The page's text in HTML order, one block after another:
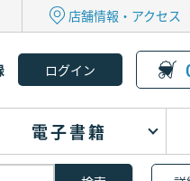
店舗情報・アクセス
電子書籍